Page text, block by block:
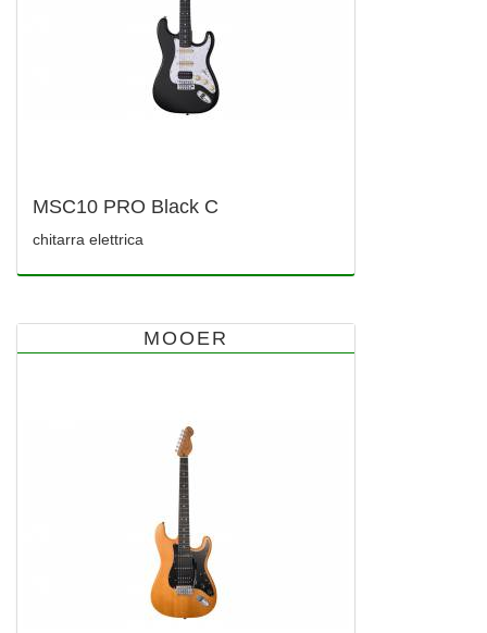
MSC10 PRO Black C
chitarra elettrica
MOOER